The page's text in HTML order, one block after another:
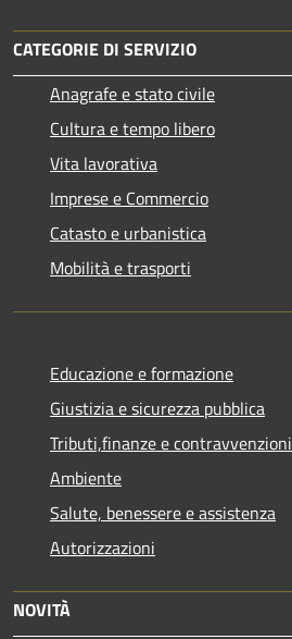
CATEGORIE DI SERVIZIO
Anagrafe e stato civile
Cultura e tempo libero
Vita lavorativa
Imprese e Commercio
Catasto e urbanistica
Mobilità e trasporti
Educazione e formazione
Giustizia e sicurezza pubblica
Tributi,finanze e contravvenzioni
Ambiente
Salute, benessere e assistenza
Autorizzazioni
NOVITÀ